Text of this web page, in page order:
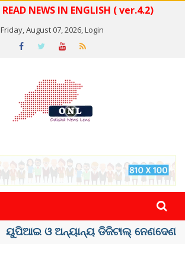
READ NEWS IN ENGLISH ( ver.4.2)
Friday, August 07, 2026,Login
ତଣ୍ଡ ଗଣିବା ମେଟା, ଦେବ ୫ ହଜାର କୋଟିର